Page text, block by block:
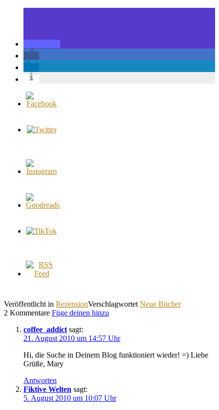
Veröffentlicht in RezensionVerschlagwortet Neue Bücher
2 Kommentare Füge deinen hinzu
coffee_addict sagt:
21. August 2010 um 14:57 Uhr
Hi, die Suche in Deinem Blog funktioniert wieder! =) Liebe
Grüße, Mary
Antworten
Fiktive Welten sagt:
5. August 2010 um 10:07 Uhr